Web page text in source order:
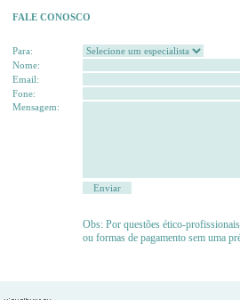
FALE CONOSCO
Para:
Nome:
Email:
Fone:
Mensagem:
Obs: Por questões ético-
ou formas de pagamento sem uma